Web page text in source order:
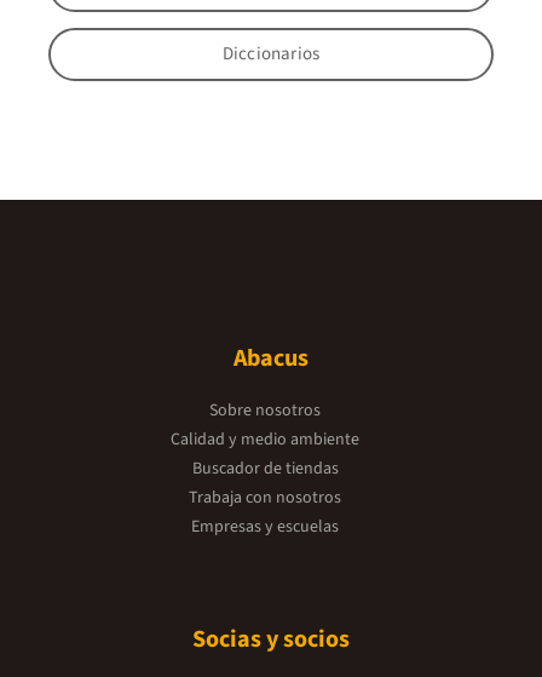
Diccionarios
Abacus
Sobre nosotros
Calidad y medio ambiente
Buscador de tiendas
Trabaja con nosotros
Empresas y escuelas
Socias y socios